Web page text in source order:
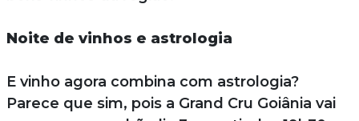
Noite de vinhos e astrologia
E vinho agora combina com astrologia?
Parece que sim, pois a Grand Cru Goiânia vai